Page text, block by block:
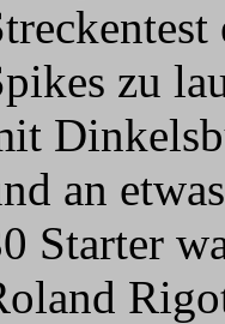
zu
an
Starter